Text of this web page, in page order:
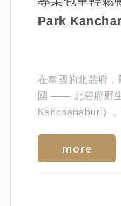
Park
在泰國的北碧府
國 —— 北碧府野
Kanchanaburi）
more